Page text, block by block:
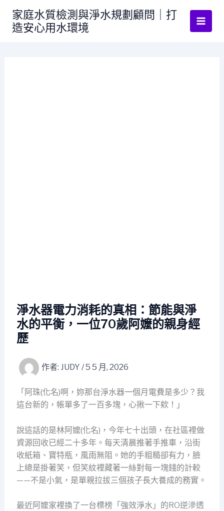
家庭水質檢測與淨水規劃顧問｜打
造安心用水環境
淨水器電力消耗的真相：節能與淨
水的平衡，一位70歲阿嬤的親身經
歷
作者: JUDY /5 5 月, 2026
「阿珠(化名)啊，妳那台淨水器一個月電費是多少？我
這台新的，帳單多了一百多塊，心揪一下欸！」
說這話的是林阿嬤(化名)，今年七十出頭，在社區裡做
資源回收已經二十多年。每天清晨推著手推車，沿街
收紙箱、寶特瓶，風雨無阻。她的手粗糙卻有力，臉
上總是掛著笑，但笑紋裡藏著一絲對每一塊錢的計較
——不是小氣，是單親拉拔三個孩子長大養成的務實。
最近阿嬤家裡換了一台標榜「強效淨水」的RO逆滲透